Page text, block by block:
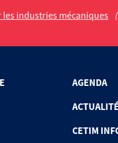
les industries mécaniques
AGENDA
CETIM